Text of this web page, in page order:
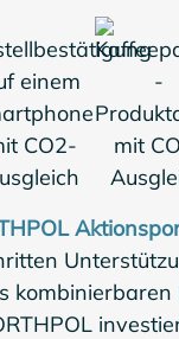
kombinierbaren